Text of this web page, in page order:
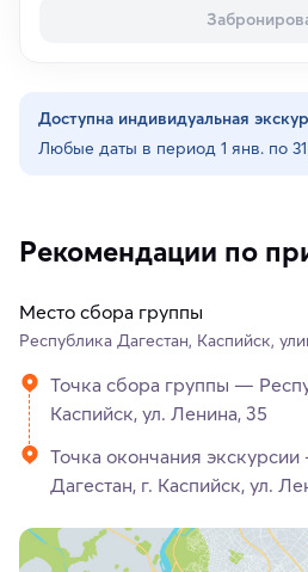
Доступна индивидуальная
Любые даты в период 1 янв. по
Рекомендации по
Место сбора группы
Республика Дагестан, Каспийск,
Точка сбора группы —
Каспийск, ул. Ленина, 35
Точка окончания
Дагестан, г. Каспийск, ул.